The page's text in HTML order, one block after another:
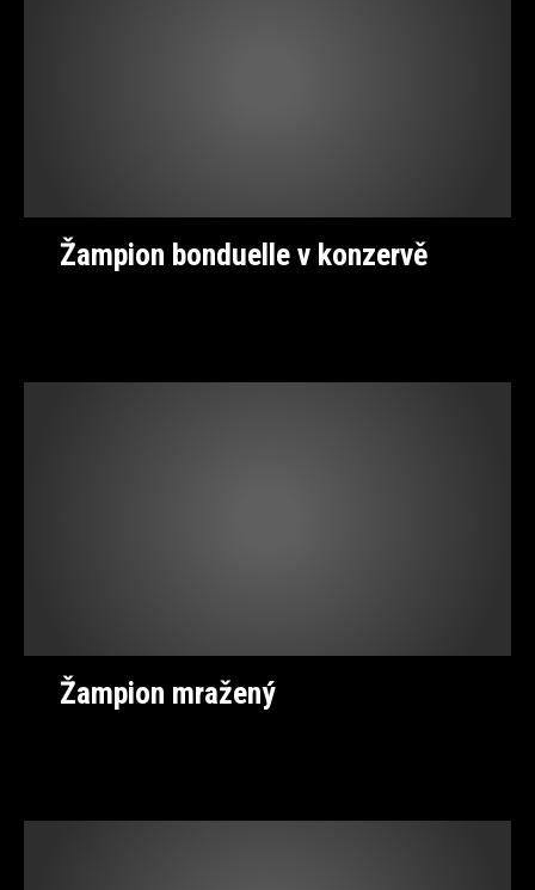
Žampion bonduelle v konzervě
Žampion mražený